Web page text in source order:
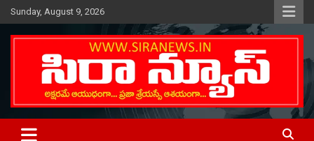
Skip
to
content
Sunday, August 9, 2026
SIRA NEWS
Telugu Online News Daily